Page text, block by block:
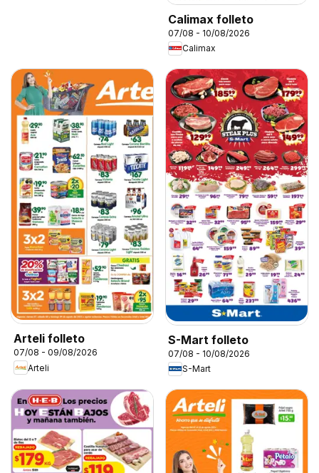
Calimax folleto
07/08 - 10/08/2026
Calimax
Arteli folleto
07/08 - 09/08/2026
Arteli
S-Mart folleto
07/08 - 10/08/2026
S-Mart